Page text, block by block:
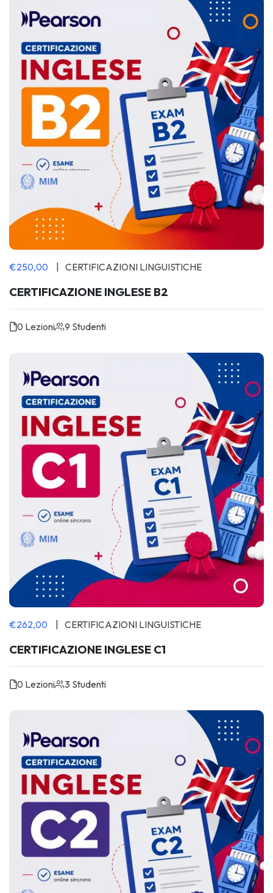
€250,00 CERTIFICAZIONI LINGUISTICHE
CERTIFICAZIONE INGLESE B2
0 Lezioni 9 Studenti
€262,00 CERTIFICAZIONI LINGUISTICHE
CERTIFICAZIONE INGLESE C1
0 Lezioni 3 Studenti